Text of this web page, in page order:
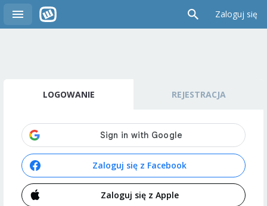
Zaloguj się
LOGOWANIE REJESTRACJA
Zaloguj się z Facebook
Zaloguj się z Apple